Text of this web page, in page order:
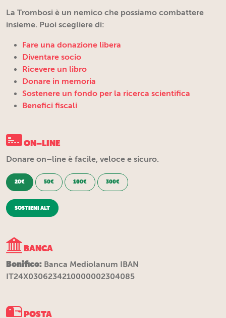
La Trombosi è un nemico che possiamo combattere
insieme. Puoi scegliere di:
Fare una donazione libera
Diventare socio
Ricevere un libro
Donare in memoria
Sostenere un fondo per la ricerca scientifica
Benefici fiscali
ON–LINE
Donare on–line è facile, veloce e sicuro.
20€ 50€ 100€ 300€
SOSTIENI ALT
BANCA
Bonifico: Banca Mediolanum IBAN
IT24X0306234210000002304085
POSTA